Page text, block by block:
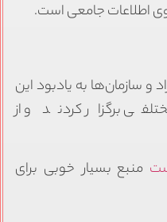
اطلاعات جامعی است.
و سازمان‌ها به یادبود این
برگزار کردند و از
منبع بسیار خوبی برای